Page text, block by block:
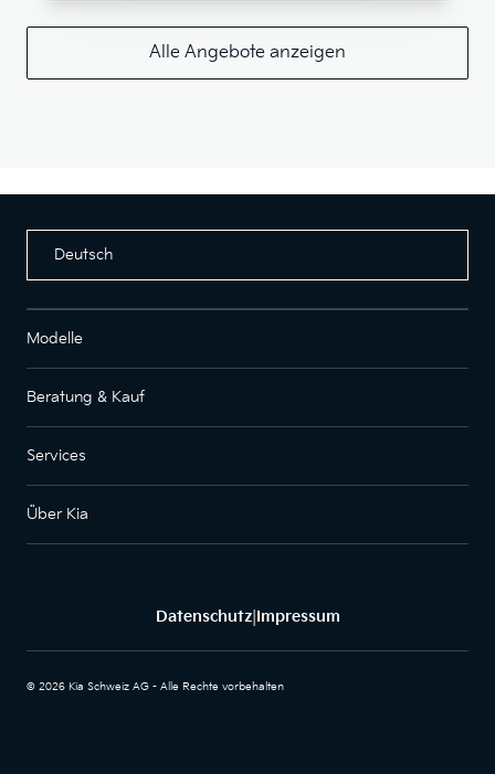
Alle Angebote anzeigen
Deutsch
Modelle
Beratung & Kauf
Services
Über Kia
Datenschutz| Impressum
© 2026 Kia Schweiz AG - Alle Rechte vorbehalten